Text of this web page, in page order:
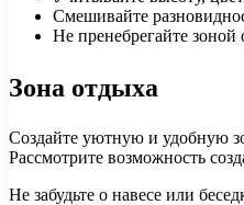
Смешивайте
Не пренебрегайте зоной
Зона отдыха
Создайте уютную и удобную
Рассмотрите возможность
Не забудьте о навесе или